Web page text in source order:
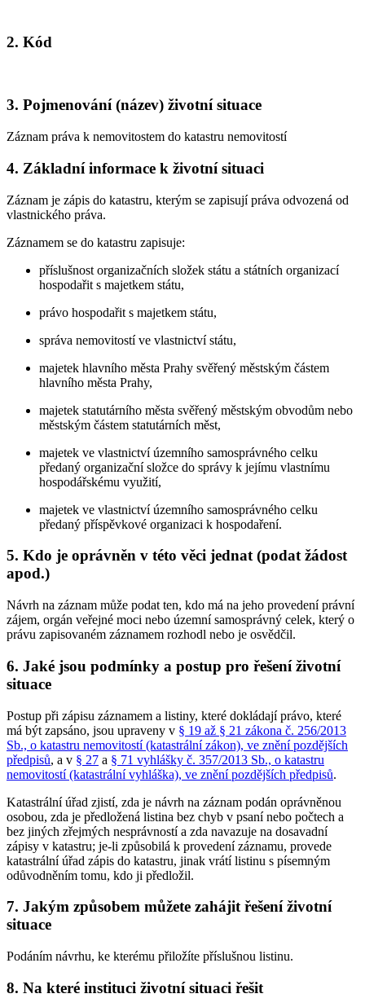
2. Kód
3. Pojmenování (název) životní situace
Záznam práva k nemovitostem do katastru nemovitostí
4. Základní informace k životní situaci
Záznam je zápis do katastru, kterým se zapisují práva odvozená od
vlastnického práva.
Záznamem se do katastru zapisuje:
příslušnost organizačních složek státu a státních organizací
hospodařit s majetkem státu,
právo hospodařit s majetkem státu,
správa nemovitostí ve vlastnictví státu,
majetek hlavního města Prahy svěřený městským částem
hlavního města Prahy,
majetek statutárního města svěřený městským obvodům nebo
městským částem statutárních měst,
majetek ve vlastnictví územního samosprávného celku
předaný organizační složce do správy k jejímu vlastnímu
hospodářskému využití,
majetek ve vlastnictví územního samosprávného celku
předaný příspěvkové organizaci k hospodaření.
5. Kdo je oprávněn v této věci jednat (podat žádost
apod.)
Návrh na záznam může podat ten, kdo má na jeho provedení právní
zájem, orgán veřejné moci nebo územní samosprávný celek, který o
právu zapisovaném záznamem rozhodl nebo je osvědčil.
6. Jaké jsou podmínky a postup pro řešení životní
situace
Postup při zápisu záznamem a listiny, které dokládají právo, které
má být zapsáno, jsou upraveny v § 19 až § 21 zákona č. 256/2013
Sb., o katastru nemovitostí (katastrální zákon), ve znění pozdějších
předpisů, a v § 27 a § 71 vyhlášky č. 357/2013 Sb., o katastru
nemovitostí (katastrální vyhláška), ve znění pozdějších předpisů.
Katastrální úřad zjistí, zda je návrh na záznam podán oprávněnou
osobou, zda je předložená listina bez chyb v psaní nebo počtech a
bez jiných zřejmých nesprávností a zda navazuje na dosavadní
zápisy v katastru; je-li způsobilá k provedení záznamu, provede
katastrální úřad zápis do katastru, jinak vrátí listinu s písemným
odůvodněním tomu, kdo ji předložil.
7. Jakým způsobem můžete zahájit řešení životní
situace
Podáním návrhu, ke kterému přiložíte příslušnou listinu.
8. Na které instituci životní situaci řešit